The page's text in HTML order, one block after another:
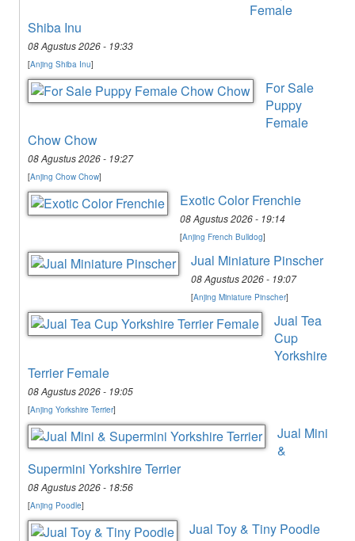
Female
Shiba Inu
08 Agustus 2026 - 19:33
[Anjing Shiba Inu]
For Sale
Puppy
Female
Chow Chow
08 Agustus 2026 - 19:27
[Anjing Chow Chow]
Exotic Color Frenchie
08 Agustus 2026 - 19:14
[Anjing French Bulldog]
Jual Miniature Pinscher
08 Agustus 2026 - 19:07
[Anjing Miniature Pinscher]
Jual Tea
Cup
Yorkshire
Terrier Female
08 Agustus 2026 - 19:05
[Anjing Yorkshire Terrier]
Jual Mini
&
Supermini Yorkshire Terrier
08 Agustus 2026 - 18:56
[Anjing Poodle]
Jual Toy & Tiny Poodle